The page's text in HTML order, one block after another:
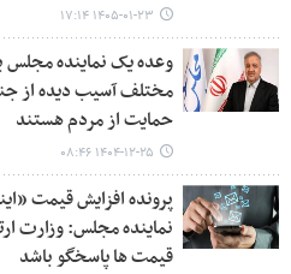
۱۴۰۵-۰۱-۲۳ ۱۷:۱۴
وعده یک نماینده
مختلف آسیب دیده از
حمایت از مردم هستند
۱۴۰۴-۱۲-۲۵ ۰۸:۴۶
پرونده افزایش قیمت
نماینده مجلس: وزارت
قیمت ها پاسخگو باشد